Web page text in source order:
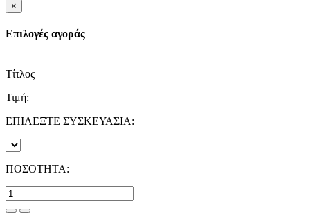
×
Επιλογές αγοράς
Τίτλος
Τιμή:
ΕΠΙΛΕΞΤΕ ΣΥΣΚΕΥΑΣΙΑ:
ΠΟΣΟΤΗΤΑ: